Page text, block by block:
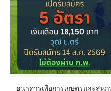
ธนาคารเพื่อการเกษตรและสห